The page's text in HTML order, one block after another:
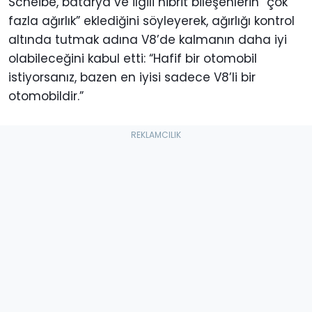
fazla ağırlık” eklediğini söyleyerek, ağırlığı kontrol
altında tutmak adına V8’de kalmanın daha iyi
olabileceğini kabul etti: “Hafif bir otomobil
istiyorsanız, bazen en iyisi sadece V8’li bir
otomobildir.”